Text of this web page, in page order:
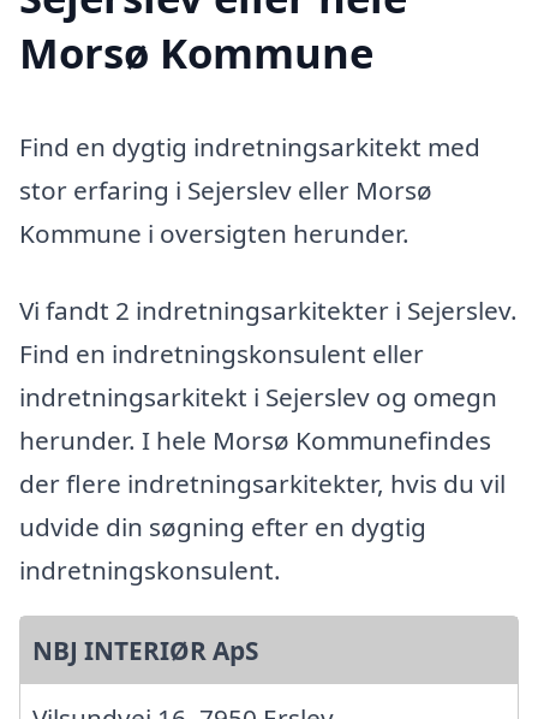
Morsø Kommune
Find en dygtig indretningsarkitekt med
stor erfaring i Sejerslev eller Morsø
Kommune i oversigten herunder.
Vi fandt 2 indretningsarkitekter i Sejerslev.
Find en indretningskonsulent eller
indretningsarkitekt i Sejerslev og omegn
herunder. I hele Morsø Kommunefindes
der flere indretningsarkitekter, hvis du vil
udvide din søgning efter en dygtig
indretningskonsulent.
NBJ INTERIØR ApS